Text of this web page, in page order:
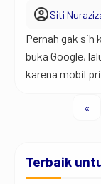
account_circleSiti
Pernah gak sih
buka Google,
karena mobil
urusan kerja
yang baru
«
Terbaik